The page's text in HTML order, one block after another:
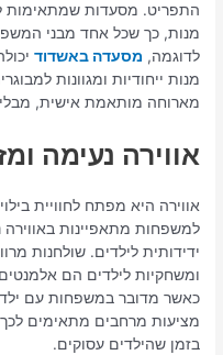
התפריט. מסעדות שמתאימות
מנות, כך שכל אחד מבני
לדוגמה, מסעדה באשדוד
מנות ייחודיות ומגוונות
מארוחה מותאמת אישית,
אווירה נעימה
אווירה היא מפתח לחוויית
למשפחות מתאפיינות באווירה
ידידותית לילדים. שולחנות
ומשחקיות לילדים הם
כאשר מדובר במשפחות עם
מציעות מרחבים מתאימים
בזמן שהילדים עסוקים.